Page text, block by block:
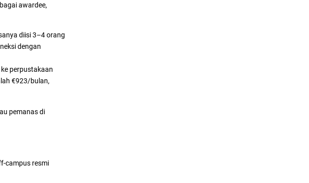
awardee,
diisi 3–4 orang
dengan
perpustakaan
€923/bulan,
pemanas di
campus resmi